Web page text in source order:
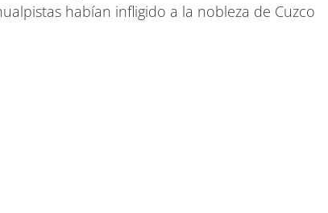
habían infligido a la nobleza de Cuzco